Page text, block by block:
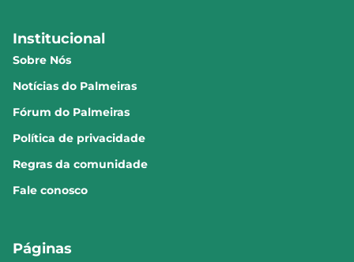
Institucional
Sobre Nós
Notícias do Palmeiras
Fórum do Palmeiras
Política de privacidade
Regras da comunidade
Fale conosco
Páginas